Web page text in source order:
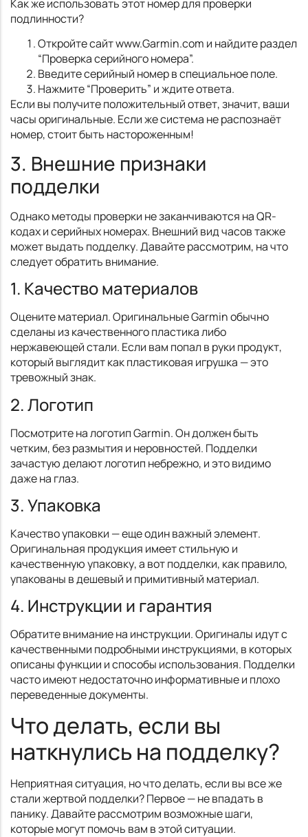
Как же использовать этот номер для проверки
подлинности?
Откройте сайт www.Garmin.com и найдите раздел
“Проверка серийного номера”.
Введите серийный номер в специальное поле.
Нажмите “Проверить” и ждите ответа.
Если вы получите положительный ответ, значит, ваши
часы оригинальные. Если же система не распознаёт
номер, стоит быть настороженным!
3. Внешние признаки
подделки
Однако методы проверки не заканчиваются на QR-
кодах и серийных номерах. Внешний вид часов также
может выдать подделку. Давайте рассмотрим, на что
следует обратить внимание.
1. Качество материалов
Оцените материал. Оригинальные Garmin обычно
сделаны из качественного пластика либо
нержавеющей стали. Если вам попал в руки продукт,
который выглядит как пластиковая игрушка — это
тревожный знак.
2. Логотип
Посмотрите на логотип Garmin. Он должен быть
четким, без размытия и неровностей. Подделки
зачастую делают логотип небрежно, и это видимо
даже на глаз.
3. Упаковка
Качество упаковки — еще один важный элемент.
Оригинальная продукция имеет стильную и
качественную упаковку, а вот подделки, как правило,
упакованы в дешевый и примитивный материал.
4. Инструкции и гарантия
Обратите внимание на инструкции. Оригиналы идут с
качественными подробными инструкциями, в которых
описаны функции и способы использования. Подделки
часто имеют недостаточно информативные и плохо
переведенные документы.
Что делать, если вы
наткнулись на подделку?
Неприятная ситуация, но что делать, если вы все же
стали жертвой подделки? Первое — не впадать в
панику. Давайте рассмотрим возможные шаги,
которые могут помочь вам в этой ситуации.